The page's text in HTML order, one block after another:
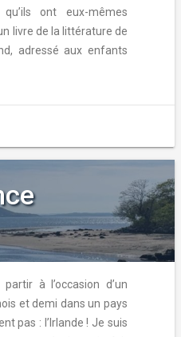
ont eux-mêmes
livre de la littérature de
adressé aux enfants
à l’occasion d’un
et demi dans un pays
pas : l’Irlande ! Je suis